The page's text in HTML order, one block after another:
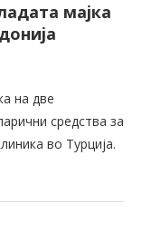
мајка
на две
средства за
во Турција.